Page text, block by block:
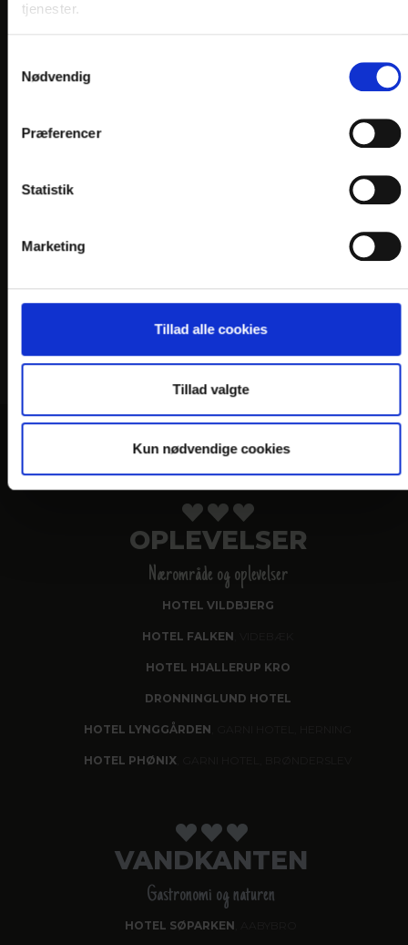
tjenester.
Nødvendig
Præferencer
Statistik
Marketing
Tillad alle cookies
Tillad valgte
Kun nødvendige cookies
VORES HOTELLER OG KATEGORIER
OPLEVELSER
Nærområde og oplevelser
HOTEL VILDBJERG
HOTEL FALKEN
HOTEL HJALLERUP KRO
DRONNINGLUND HOTEL
HOTEL LYNGGÅRDEN
HOTEL PHØNIX
VANDKANTEN
Gastronomi og naturen
HOTEL SØPARKEN